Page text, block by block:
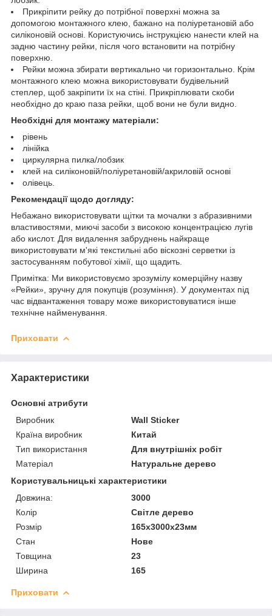
Прикріпити рейку до потрібної поверхні можна за
допомогою монтажного клею, бажано на поліуретановій або
силіконовій основі. Користуючись інструкцією нанести клей на
задню частину рейки, після чого встановити на потрібну
поверхню.
Рейки можна збирати вертикально чи горизонтально. Крім
монтажного клею можна використовувати будівельний
степлер, щоб закріпити їх на стіні. Прикріплювати скоби
необхідно до краю паза рейки, щоб вони не були видно.
Необхідні для монтажу матеріали:
рівень
лінійка
циркулярна пилка/лобзик
клей на силіконовій/поліуретановій/акриловій основі
олівець.
Рекомендації щодо догляду:
Небажано використовувати щітки та мочалки з абразивними
властивостями, миючі засоби з високою концентрацією лугів
або кислот. Для видалення забруднень найкраще
використовувати м'які текстильні або віскозні серветки із
застосуванням побутової хімії, що щадить.
Примітка: Ми використовуємо зрозумілу комерційну назву
«Рейки», зручну для покупців (розуміння). У документах під
час відвантаження товару може використовуватися інше
технічне найменування.
Приховати
Характеристики
Основні атрибути
Виробник
Wall Sticker
Країна виробник
Китай
Тип використання
Для внутрішніх робіт
Матеріал
Натуральне дерево
Користувальницькі характеристики
Довжина:
3000
Колір
Світле дерево
Розмір
165х3000х23мм
Стан
Нове
Товщина
23
Ширина
165
Приховати